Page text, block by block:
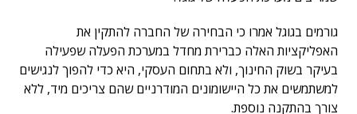
גורמים בגוגל אמרו כי הבחירה של החברה להתקין את
האפליקציות האלה כברירת מחדל במערכת הפעלה שפעילה
בעיקר בשוק החינוך, ולא בתחום העסקי, היא כדי להפוך לנגישים
למשתמשים את כל היישומונים המודרניים שהם צריכים מיד, ללא
צורך בהתקנה נוספת.